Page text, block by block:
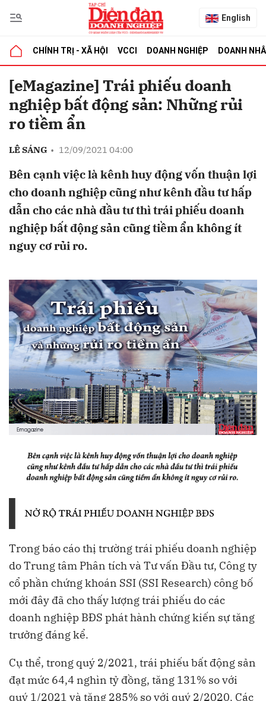
English
CHÍNH TRỊ - XÃ HỘI VCCI DOANH NGHIỆP DOANH
[eMagazine] Trái phiếu doanh
nghiệp bất động sản: Những rủi
ro tiềm ẩn
LÊ SÁNG • 12/09/2021 04:00
Bên cạnh việc là kênh huy động vốn thuận lợi
cho doanh nghiệp cũng như kênh đầu tư hấp
dẫn cho các nhà đầu tư thì trái phiếu doanh
nghiệp bất động sản cũng tiềm ẩn không ít
nguy cơ rủi ro.
Trong báo cáo thị trường trái phiếu doanh nghiệp
do Trung tâm Phân tích và Tư vấn Đầu tư, Công ty
cổ phần chứng khoán SSI (SSI Research) công bố
mới đây đã cho thấy lượng trái phiếu do các
doanh nghiệp BĐS phát hành chứng kiến sự tăng
trưởng đáng kể.
Cụ thể, trong quý 2/2021, trái phiếu bất động sản
đạt mức 64,4 nghìn tỷ đồng, tăng 131% so với
quý 1/2021 và tăng 285% so với quý 2/2020. Các
luận
Hủy